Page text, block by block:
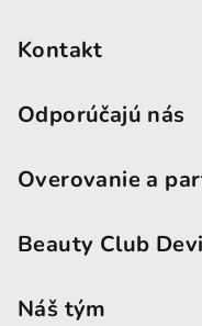
Kontakt
Odporúčajú nás
Overovanie a
Beauty Club
Náš tým